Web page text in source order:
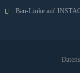
Bau-Linke auf